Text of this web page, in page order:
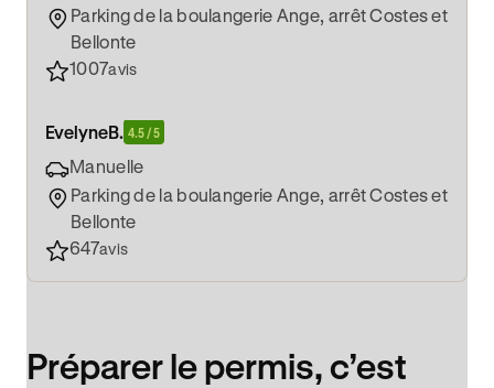
Parking de la boulangerie Ange, arrêt Costes et
Bellonte
1007avis
EvelyneB. 4.5 / 5
Manuelle
Parking de la boulangerie Ange, arrêt Costes et
Bellonte
647avis
Préparer le permis, c’est